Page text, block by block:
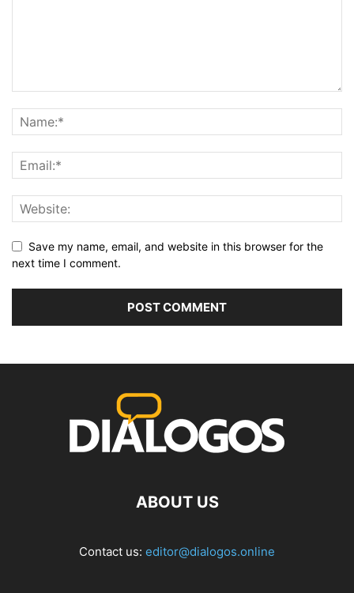
Save my name, email, and website in this browser for the
next time I comment.
ABOUT US
Contact us: editor@dialogos.online